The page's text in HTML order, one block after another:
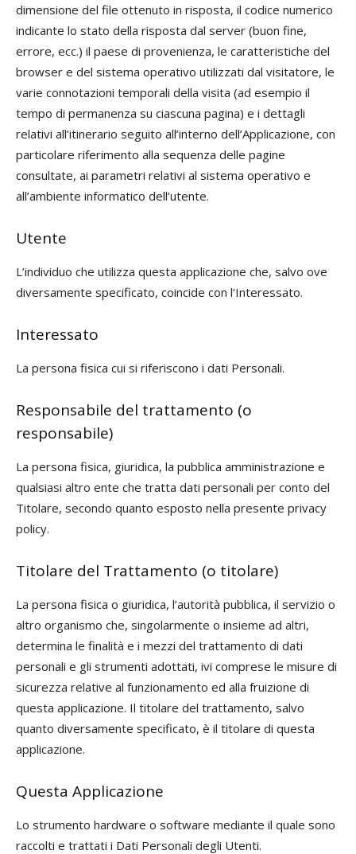
dimensione del file ottenuto in risposta, il codice numerico
indicante lo stato della risposta dal server (buon fine,
errore, ecc.) il paese di provenienza, le caratteristiche del
browser e del sistema operativo utilizzati dal visitatore, le
varie connotazioni temporali della visita (ad esempio il
tempo di permanenza su ciascuna pagina) e i dettagli
relativi all’itinerario seguito all’interno dell’Applicazione, con
particolare riferimento alla sequenza delle pagine
consultate, ai parametri relativi al sistema operativo e
all’ambiente informatico dell’utente.
Utente
L’individuo che utilizza questa applicazione che, salvo ove
diversamente specificato, coincide con l’Interessato.
Interessato
La persona fisica cui si riferiscono i dati Personali.
Responsabile del trattamento (o
responsabile)
La persona fisica, giuridica, la pubblica amministrazione e
qualsiasi altro ente che tratta dati personali per conto del
Titolare, secondo quanto esposto nella presente privacy
policy.
Titolare del Trattamento (o titolare)
La persona fisica o giuridica, l’autorità pubblica, il servizio o
altro organismo che, singolarmente o insieme ad altri,
determina le finalità e i mezzi del trattamento di dati
personali e gli strumenti adottati, ivi comprese le misure di
sicurezza relative al funzionamento ed alla fruizione di
questa applicazione. Il titolare del trattamento, salvo
quanto diversamente specificato, è il titolare di questa
applicazione.
Questa Applicazione
Lo strumento hardware o software mediante il quale sono
raccolti e trattati i Dati Personali degli Utenti.